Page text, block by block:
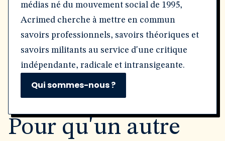
médias né du mouvement social de 1995,
Acrimed cherche à mettre en commun
savoirs professionnels, savoirs théoriques et
savoirs militants au service d'une critique
indépendante, radicale et intransigeante.
Qui sommes-nous ?
Pour qu'un autre